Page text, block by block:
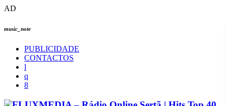
AD
music_note
PUBLICIDADE
CONTACTOS